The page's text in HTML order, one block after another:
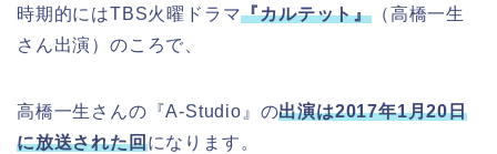
時期的にはTBS火曜ドラマ『カルテット』 （高橋一生
さん出演）のころで、
高橋一生さんの『A-Studio』の出演は2017年1月20日
に放送された回になります。